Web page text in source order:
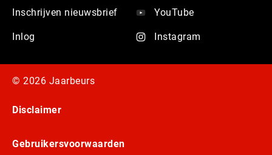
Inschrijven nieuwsbrief
Inlog
YouTube
Instagram
© 2026 Jaarbeurs
Disclaimer
Gebruikersvoorwaarden